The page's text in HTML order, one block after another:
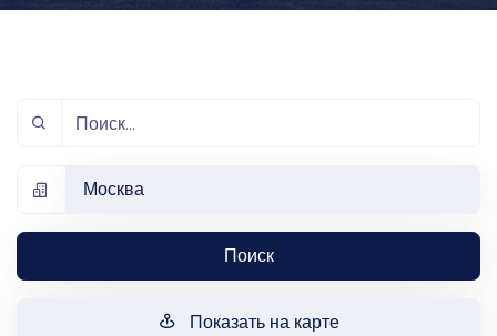
Москва
Поиск
Показать на карте